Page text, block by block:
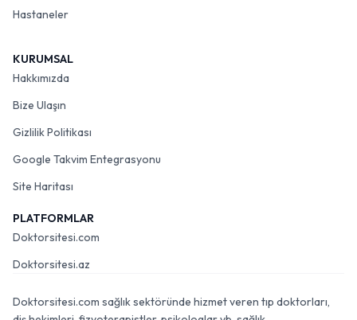
Hastaneler
KURUMSAL
Hakkımızda
Bize Ulaşın
Gizlilik Politikası
Google Takvim Entegrasyonu
Site Haritası
PLATFORMLAR
Doktorsitesi.com
Doktorsitesi.az
Doktorsitesi.com sağlık sektöründe hizmet veren tıp doktorları,